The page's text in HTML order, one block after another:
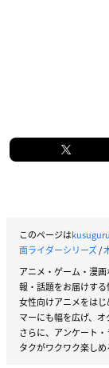
このページは
面ライダーシリーズ/
アニメ・ゲーム・漫
報・話題をお届けする
女性向けアニメをは
マーにも幅を広げ、オ
さらに、アンケート
タクがワクワク楽しめ